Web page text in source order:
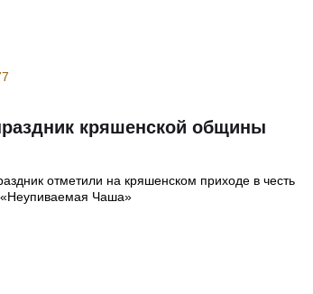
кряшенской общины
отметили на кряшенском приходе в честь
Чаша»